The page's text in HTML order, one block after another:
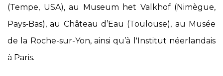
(Tempe, USA), au Museum het Valkhof (Nimègue,
Pays‑Bas), au Château d’Eau (Toulouse), au Musée
de la Roche-sur-Yon, ainsi qu’à l'Institut néerlandais
à Paris.